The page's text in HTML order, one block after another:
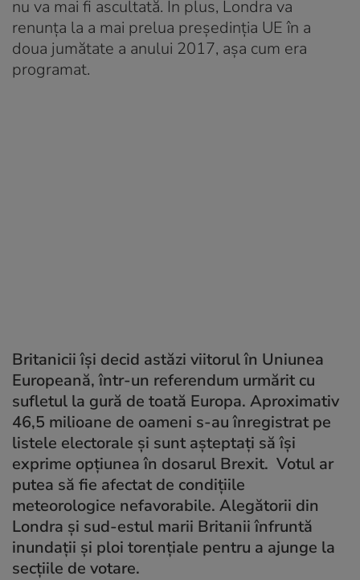
nu va mai fi ascultată. În plus, Londra va
renunţa la a mai prelua preşedinţia UE în a
doua jumătate a anului 2017, așa cum era
programat.
Britanicii își decid astăzi viitorul în Uniunea
Europeană, într-un referendum urmărit cu
sufletul la gură de toată Europa. Aproximativ
46,5 milioane de oameni s-au înregistrat pe
listele electorale și sunt așteptați să își
exprime opțiunea în dosarul Brexit. Votul ar
putea să fie afectat de condițiile
meteorologice nefavorabile. Alegătorii din
Londra și sud-estul marii Britanii înfruntă
inundații și ploi torențiale pentru a ajunge la
secțiile de votare.